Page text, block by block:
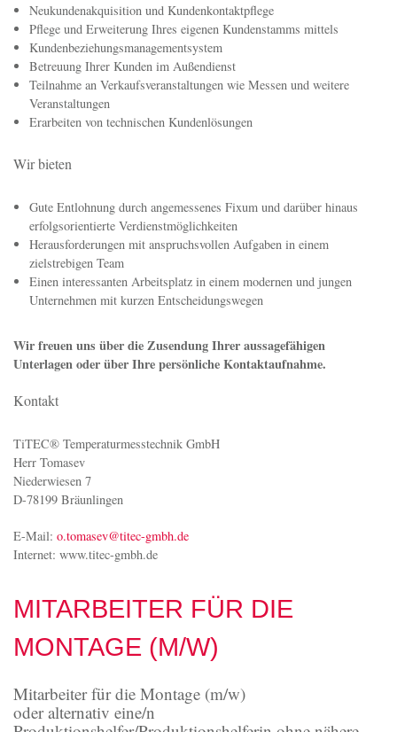
Office Produkten sind Sie sicher und verfügen über gute
Englischkenntnisse in Wort und Schrift
Sicheres Auftreten
Reisebereitschaft
Ihre Aufgabe
Pflege und Erweiterung Ihres eigenen Kundenstamms mittels
Betreuung Ihrer Kunden im Außendienst
Teilnahme an Verkaufsveranstaltungen wie Messen und weitere
Veranstaltungen
Erarbeiten von technischen Kundenlösungen
Wir bieten
Gute Entlohnung durch angemessenes Fixum und darüber hinaus
erfolgsorientierte Verdienstmöglichkeiten
zielstrebigen Team
Unternehmen mit kurzen Entscheidungswegen
Wir freuen uns über die Zusendung Ihrer aussagefähigen
Unterlagen oder über Ihre persönliche Kontaktaufnahme.
Kontakt
Herr Tomasev
Niederwiesen 7
D-78199 Bräunlingen
Internet: www.titec-gmbh.de